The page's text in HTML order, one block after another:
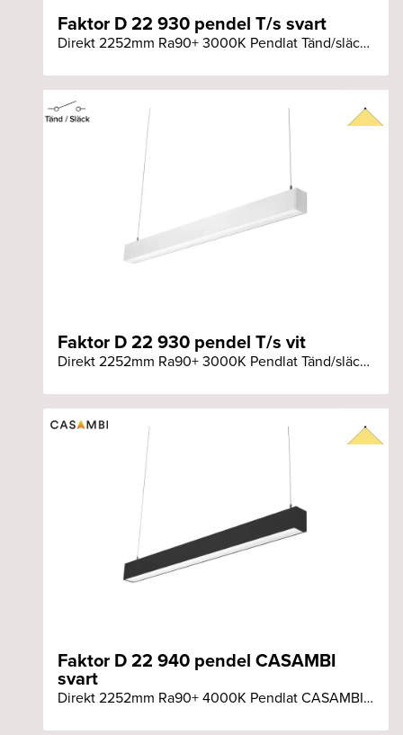
Faktor D 22 930 pendel T/s svart
Direkt 2252mm Ra90+ 3000K Pendlat Tänd/släck svart armatur
Faktor D 22 930 pendel T/s vit
Direkt 2252mm Ra90+ 3000K Pendlat Tänd/släck vit armatur
Faktor D 22 940 pendel CASAMBI
svart
Direkt 2252mm Ra90+ 4000K Pendlat CASAMBI svart armatur